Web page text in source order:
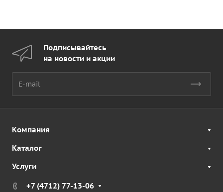
Подписывайтесь
на новости и акции
Компания
Каталог
Услуги
+7 (4712) 77-13-06